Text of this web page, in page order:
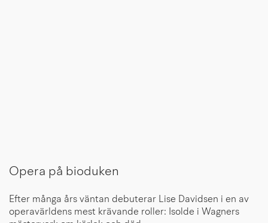
Opera på bioduken
Efter många års väntan debuterar Lise Davidsen i en av
operavärldens mest krävande roller: Isolde i Wagners